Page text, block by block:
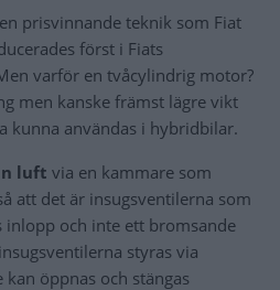
prisvinnande teknik som Fiat
först i Fiats
varför en tvåcylindrig motor?
men kanske främst lägre vikt
kunna användas i hybridbilar.
luft via en kammare som
att det är insugsventilerna som
inlopp och inte ett bromsande
styras via
öppnas och stängas